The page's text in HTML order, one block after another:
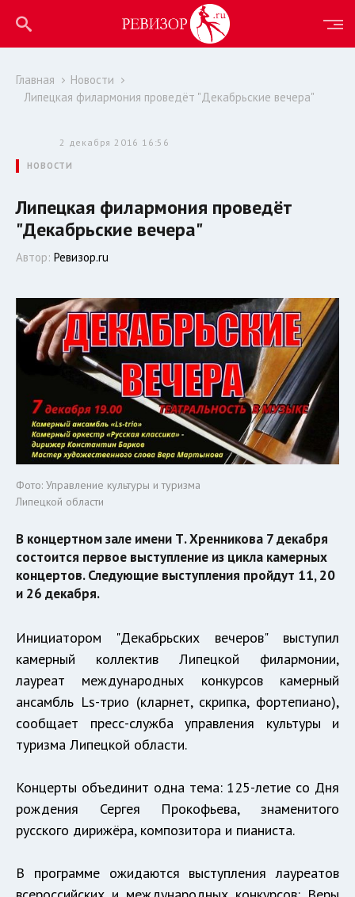
Главная
Новости
Липецкая филармония проведёт "Декабрьские вечера"
2 декабря 2016 16:56
НОВОСТИ
Липецкая филармония проведёт
"Декабрьские вечера"
Автор: Ревизор.ru
Фото: Управление культуры и туризма
Липецкой области
В концертном зале имени Т. Хренникова 7 декабря
состоится первое выступление из цикла камерных
концертов. Следующие выступления пройдут 11, 20
и 26 декабря.
Инициатором "Декабрьских вечеров" выступил
камерный коллектив Липецкой филармонии,
лауреат международных конкурсов камерный
ансамбль Ls-трио (кларнет, скрипка, фортепиано),
сообщает пресс-служба управления культуры и
туризма Липецкой области.
Концерты объединит одна тема: 125-летие со Дня
рождения Сергея Прокофьева, знаменитого
русского дирижёра, композитора и пианиста.
В программе ожидаются выступления лауреатов